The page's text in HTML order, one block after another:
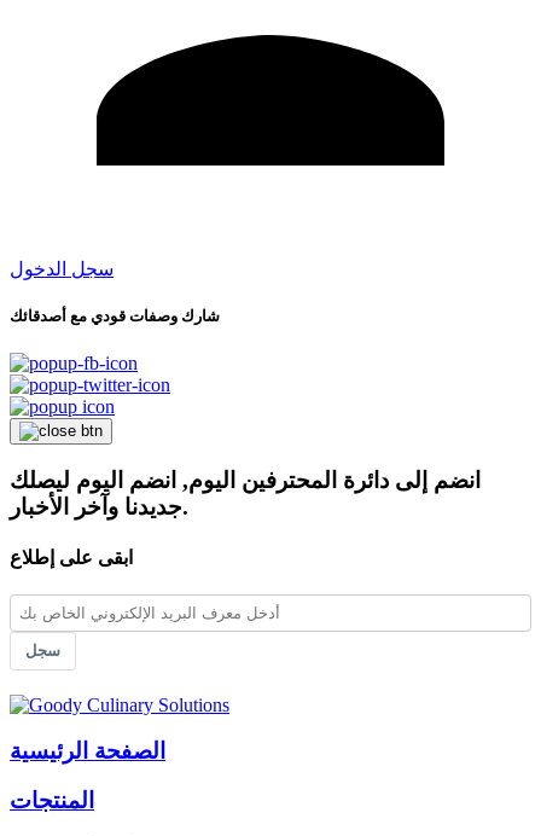
سجل الدخول
شارك وصفات قودي مع أصدقائك
انضم إلى دائرة المحترفين اليوم, انضم اليوم ليصلك
جديدنا وآخر الأخبار.
ابقى على إطلاع
سجل
الصفحة الرئيسية
المنتجات